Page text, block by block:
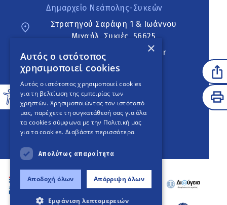
Δημαρχείο Νεάπολης-Συκεών
Στρατηγού Σαράφη 1 & Ιωάννου
Μιχαήλ, Συκιές, 56625
neapoli.sykies@ddt.gov.gr
Ακολουθήστε
English Version
An project
×
Αυτός ο ιστότοπος
χρησιμοποιεί cookies
Αυτός ο ιστότοπος χρησιμοποιεί cookies
για τη βελτίωση της εμπειρίας των
χρηστών. Χρησιμοποιώντας τον ιστότοπό
μας, παρέχετε τη συγκατάθεσή σας για όλα
τα cookies σύμφωνα με την Πολιτική μας
για τα cookies. Διαβάστε περισσότερα
Απολύτως απαραίτητα
Αποδοχή όλων Απόρριψη όλων
Εμφάνιση λεπτομερειών